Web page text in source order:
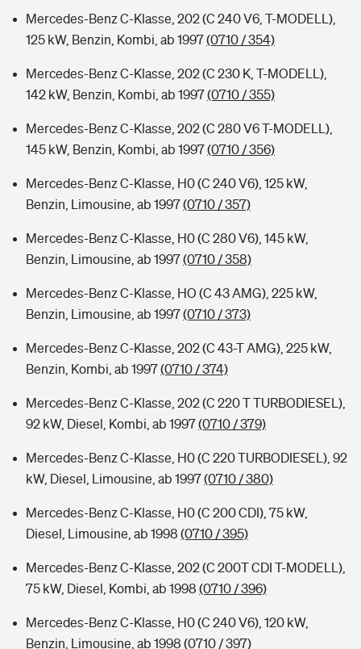
Mercedes-Benz C-Klasse, 202 (C 240 V6, T-MODELL),
125 kW, Benzin, Kombi, ab 1997(0710 / 354)
Mercedes-Benz C-Klasse, 202 (C 230 K, T-MODELL),
142 kW, Benzin, Kombi, ab 1997(0710 / 355)
Mercedes-Benz C-Klasse, 202 (C 280 V6 T-MODELL),
145 kW, Benzin, Kombi, ab 1997(0710 / 356)
Mercedes-Benz C-Klasse, H0 (C 240 V6), 125 kW,
Benzin, Limousine, ab 1997(0710 / 357)
Mercedes-Benz C-Klasse, H0 (C 280 V6), 145 kW,
Benzin, Limousine, ab 1997(0710 / 358)
Mercedes-Benz C-Klasse, HO (C 43 AMG), 225 kW,
Benzin, Limousine, ab 1997(0710 / 373)
Mercedes-Benz C-Klasse, 202 (C 43-T AMG), 225 kW,
Benzin, Kombi, ab 1997(0710 / 374)
Mercedes-Benz C-Klasse, 202 (C 220 T TURBODIESEL),
92 kW, Diesel, Kombi, ab 1997(0710 / 379)
Mercedes-Benz C-Klasse, H0 (C 220 TURBODIESEL), 92
kW, Diesel, Limousine, ab 1997(0710 / 380)
Mercedes-Benz C-Klasse, H0 (C 200 CDI), 75 kW,
Diesel, Limousine, ab 1998 (0710 / 395)
Mercedes-Benz C-Klasse, 202 (C 200T CDI T-MODELL),
75 kW, Diesel, Kombi, ab 1998 (0710 / 396)
Mercedes-Benz C-Klasse, H0 (C 240 V6), 120 kW,
Benzin, Limousine, ab 1998 (0710 / 397)